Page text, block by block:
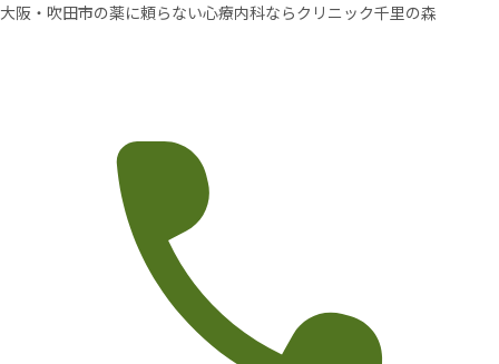
大阪・吹田市の薬に頼らない心療内科ならクリニック千里の森